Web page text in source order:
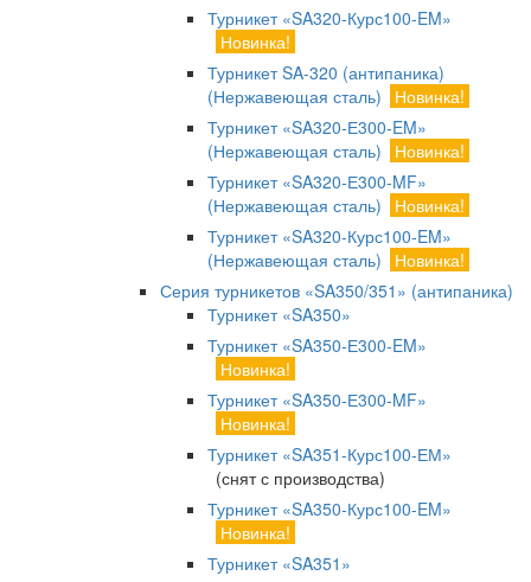
Турникет «SA320-Курс100-EM»
Новинка!
Турникет SA-320 (антипаника)
(Нержавеющая сталь)
Новинка!
Турникет «SA320-Е300-EM»
(Нержавеющая сталь)
Новинка!
Турникет «SA320-Е300-MF»
(Нержавеющая сталь)
Новинка!
Турникет «SA320-Курс100-EM»
(Нержавеющая сталь)
Новинка!
Серия турникетов «SA350/351» (антипаника)
Турникет «SA350»
Турникет «SA350-Е300-EM»
Новинка!
Турникет «SA350-Е300-MF»
Новинка!
Турникет «SA351-Курс100-ЕМ»
(снят с производства)
Турникет «SA350-Курс100-EM»
Новинка!
Турникет «SA351»